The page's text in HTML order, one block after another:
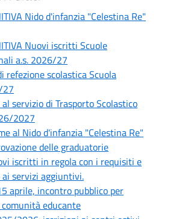
Nido d'infanzia "Celestina Re"
Nuovi iscritti Scuole
a.s. 2026/27
refezione scolastica Scuola
27
servizio di Trasporto Scolastico
2027
al Nido d'infanzia "Celestina Re"
delle graduatorie
iscritti in regola con i requisiti e
servizi aggiuntivi.
aprile, incontro pubblico per
educante